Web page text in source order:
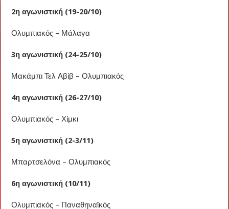
2η αγωνιστική (19-20/10)
Ολυμπιακός – Μάλαγα
3η αγωνιστική (24-25/10)
Μακάμπι Τελ Αβίβ – Ολυμπιακός
4η αγωνιστική (26-27/10)
Ολυμπιακός – Χίμκι
5η αγωνιστική (2-3/11)
Μπαρτσελόνα – Ολυμπιακός
6η αγωνιστική (10/11)
Ολυμπιακός – Παναθηναϊκός